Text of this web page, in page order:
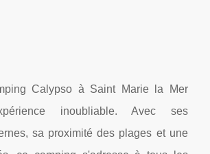
Calypso à Saint Marie la Mer
inoubliable. Avec ses
sa proximité des plages et une